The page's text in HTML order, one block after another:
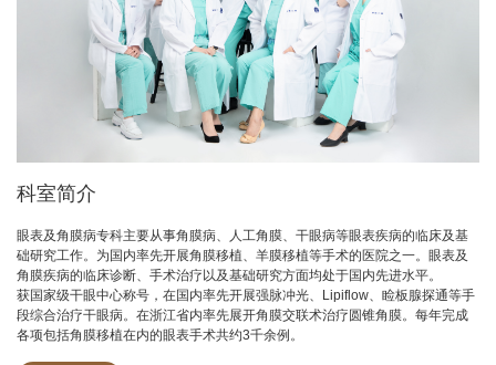
科室简介
眼表及角膜病专科主要从事角膜病、人工角膜、干眼病等眼表疾病的临床及基
础研究工作。为国内率先开展角膜移植、羊膜移植等手术的医院之一。眼表及
角膜疾病的临床诊断、手术治疗以及基础研究方面均处于国内先进水平。
获国家级干眼中心称号，在国内率先开展强脉冲光、Lipiflow、睑板腺探通等手
段综合治疗干眼病。在浙江省内率先展开角膜交联术治疗圆锥角膜。每年完成
各项包括角膜移植在内的眼表手术共约3千余例。